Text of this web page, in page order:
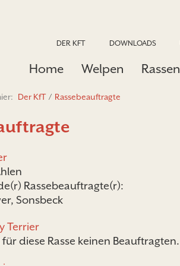
DER KFT DOWNLOADS
Home Welpen Rassen
Der KfT / Rassebeauftragte
Rassebeauftragte(r):
Sonsbeck
Terrier
diese Rasse keinen Beauftragten.